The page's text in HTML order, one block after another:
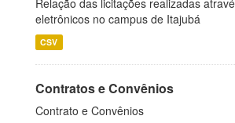
Relação das licitações realizadas
eletrônicos no campus de Itajubá
CSV
Contratos e Convênios
Contrato e Convênios